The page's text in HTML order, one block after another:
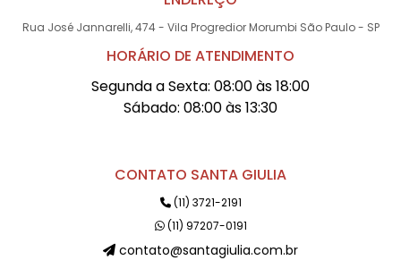
Rua José Jannarelli, 474 - Vila Progredior Morumbi São Paulo - SP
HORÁRIO DE ATENDIMENTO
Segunda a Sexta: 08:00 às 18:00
Sábado: 08:00 às 13:30
CONTATO SANTA GIULIA
(11) 3721-2191
(11) 97207-0191
contato@santagiulia.com.br